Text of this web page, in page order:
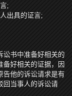
;
出具的证言;
讼书中准备好相关的
备好相关的证据，因
告他的诉讼请求是有
回当事人的诉讼请